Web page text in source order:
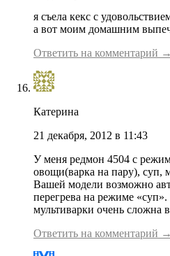
я съела кекс с
а вот моим домашним
Ответить на комментарий →
Катерина
21 декабря, 2012 в 11:43
У меня редмон 4504 с
овощи(варка на пару), суп,
Вашей модели возможно
перегрева на режиме
мультиварки очень сложна
Ответить на комментарий →